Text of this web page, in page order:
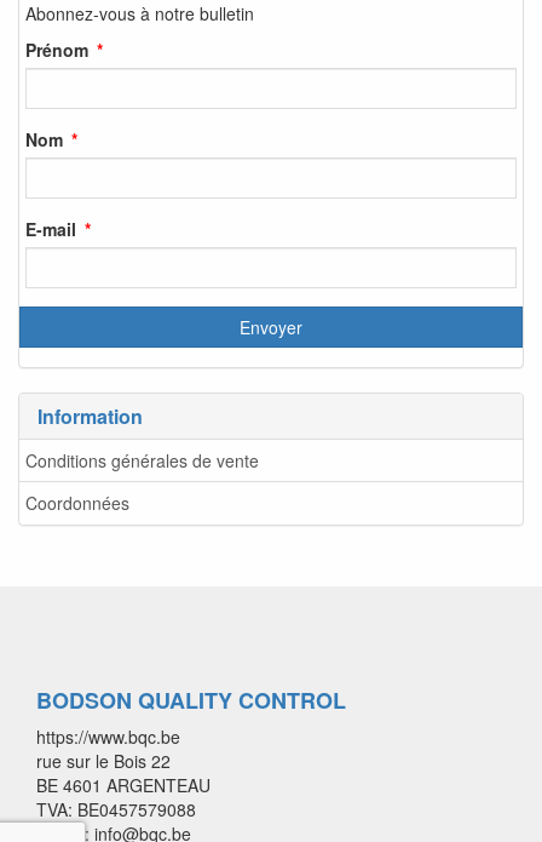
Abonnez-vous à notre bulletin
Prénom
Nom
E-mail
Information
Conditions générales de vente
Coordonnées
BODSON QUALITY CONTROL
https://www.bqc.be
rue sur le Bois 22
BE 4601 ARGENTEAU
TVA: BE0457579088
E-mail: info@bqc.be